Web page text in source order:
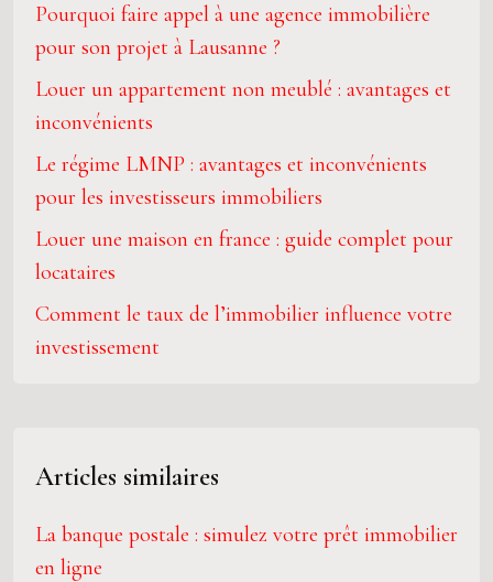
Pourquoi faire appel à une agence immobilière
pour son projet à Lausanne ?
Louer un appartement non meublé : avantages et
inconvénients
Le régime LMNP : avantages et inconvénients
pour les investisseurs immobiliers
Louer une maison en france : guide complet pour
locataires
Comment le taux de l’immobilier influence votre
investissement
Articles similaires
La banque postale : simulez votre prêt immobilier
en ligne